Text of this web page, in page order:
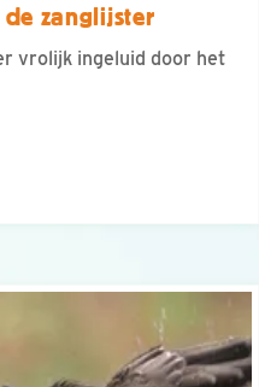
zanglijster
vrolijk ingeluid door het